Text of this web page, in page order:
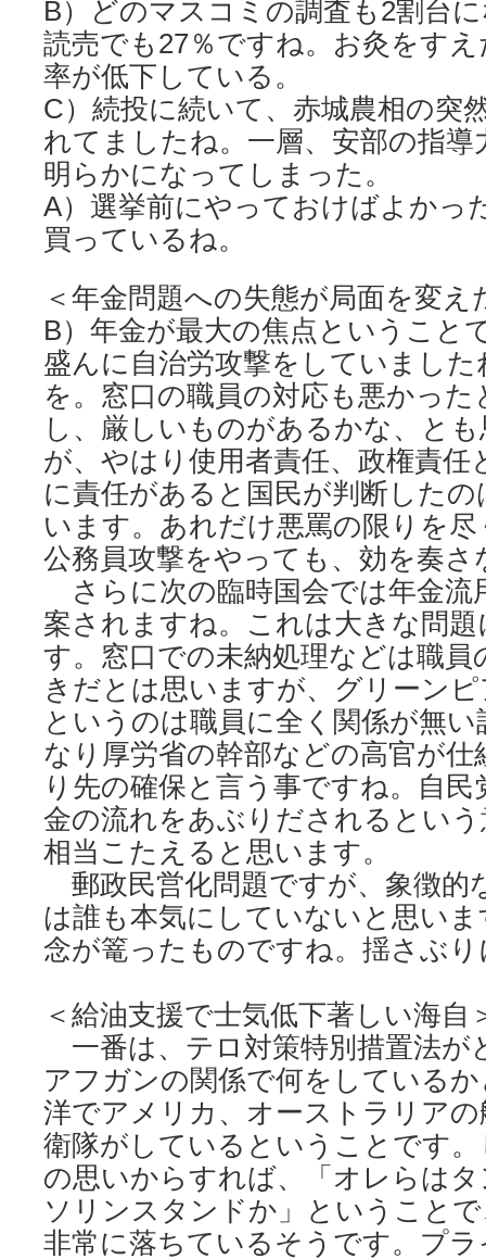
B）どのマスコミの調査も2割台
読売でも27％ですね。お灸をす
率が低下している。
C）続投に続いて、赤城農相の突
れてましたね。一層、安部の指導
明らかになってしまった。
A）選挙前にやっておけばよかっ
買っているね。
＜年金問題への失態が局面を変え
B）年金が最大の焦点ということ
盛んに自治労攻撃をしていました
を。窓口の職員の対応も悪かっ
し、厳しいものがあるかな、と
が、やはり使用者責任、政権責任
に責任があると国民が判断した
います。あれだけ悪罵の限りを
公務員攻撃をやっても、効を奏
さらに次の臨時国会では年金流
案されますね。これは大きな問
す。窓口での未納処理などは職
きだとは思いますが、グリーン
というのは職員に全く関係が無
なり厚労省の幹部などの高官が仕
り先の確保と言う事ですね。自
金の流れをあぶりだされるとい
相当こたえると思います。
郵政民営化問題ですが、象徴的
は誰も本気にしていないと思い
念が篭ったものですね。揺さぶ
＜給油支援で士気低下著しい海自
一番は、テロ対策特別措置法が
アフガンの関係で何をしている
洋でアメリカ、オーストラリア
衛隊がしているということです
の思いからすれば、「オレらは
ソリンスタンドか」ということ
非常に落ちているそうです。プ